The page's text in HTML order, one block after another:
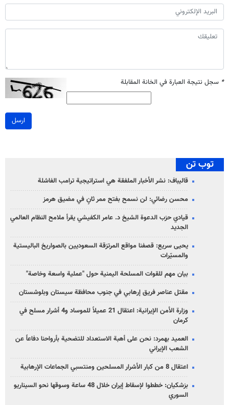
* سجل نتيجة العبارة في الخانة المقابلة
ارسل
توب تن
قاليباف: نشر الأخبار الملفقة هي استراتيجية ترامب الفاشلة
محسن رضائي: لن نسمح بفتح ممر ثانٍ في مضيق هرمز
قيادي حزب الدعوة الشيخ د. عامر الكفيشي يقرأ ملامح النظام العالمي
الجديد
يحيى سريع: قصفنا مواقع المرتزقة السعوديين بالصواريخ الباليستية
والمسيّرات
بيان مهم للقوات المسلحة اليمنية حول "عملية واسعة وخاصة"
مقتل عناصر فريق إرهابي في جنوب محافظة سيستان وبلوشستان
وزارة الأمن الإيرانية: اعتقال 21 عميلاً للموساد و4 أشرار مسلح في
كرمان
العميد بهمرد: نحن على أهبة الاستعداد للتضحية بأرواحنا دفاعاً عن
الشعب الإيراني
اعتقال 8 من كبار الأشرار المسلحين ومنتسبي الجماعات الإرهابية
بزشكيان: خططوا لإسقاط إيران خلال 48 ساعة وسوقها نحو السيناريو
السوري